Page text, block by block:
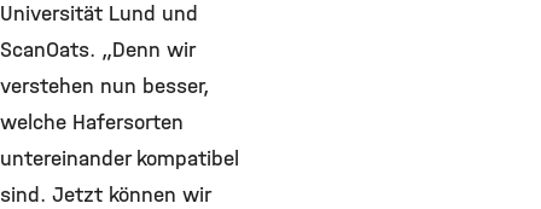
Universität Lund und
ScanOats. „Denn wir
verstehen nun besser,
welche Hafersorten
untereinander kompatibel
sind. Jetzt können wir